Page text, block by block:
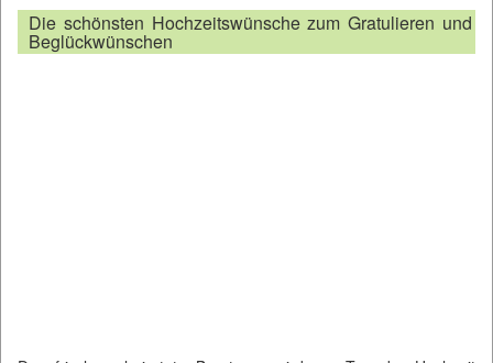
Die schönsten Hochzeitswünsche zum Gratulieren und
Beglückwünschen